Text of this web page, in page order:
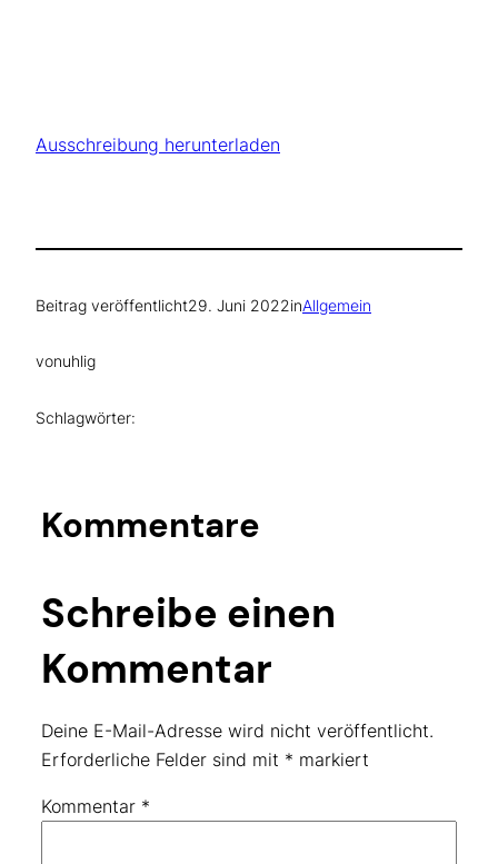
Ausschreibung herunterladen
Beitrag veröffentlicht29. Juni 2022inAllgemein
vonuhlig
Schlagwörter:
Kommentare
Schreibe einen
Kommentar
Deine E-Mail-Adresse wird nicht veröffentlicht.
Erforderliche Felder sind mit * markiert
Kommentar *